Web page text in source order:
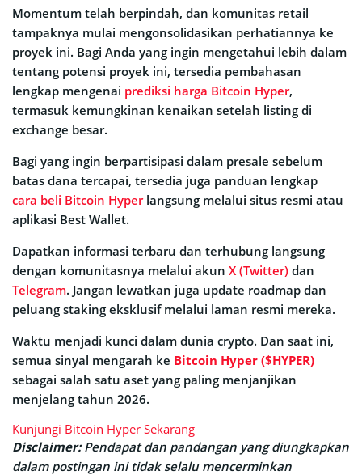
Momentum telah berpindah, dan komunitas retail
tampaknya mulai mengonsolidasikan perhatiannya ke
proyek ini. Bagi Anda yang ingin mengetahui lebih dalam
tentang potensi proyek ini, tersedia pembahasan
lengkap mengenai prediksi harga Bitcoin Hyper,
termasuk kemungkinan kenaikan setelah listing di
exchange besar.
Bagi yang ingin berpartisipasi dalam presale sebelum
batas dana tercapai, tersedia juga panduan lengkap
cara beli Bitcoin Hyperlangsung melalui situs resmi atau
aplikasi Best Wallet.
Dapatkan informasi terbaru dan terhubung langsung
dengan komunitasnya melalui akun X (Twitter) dan
Telegram. Jangan lewatkan juga update roadmap dan
peluang staking eksklusif melalui laman resmi mereka.
Waktu menjadi kunci dalam dunia crypto. Dan saat ini,
semua sinyal mengarah ke Bitcoin Hyper ($HYPER)
sebagai salah satu aset yang paling menjanjikan
menjelang tahun 2026.
Kunjungi Bitcoin Hyper Sekarang
Disclaimer:Pendapat dan pandangan yang diungkapkan
dalam postingan ini tidak selalu mencerminkan